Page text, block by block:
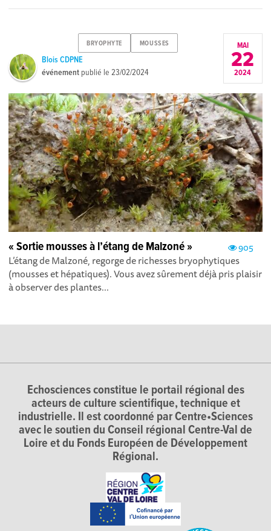
BRYOPHYTE MOUSSES
Blois CDPNE
événement publié le23/02/2024
MAI
22
2024
905
« Sortie mousses à l’étang de Malzoné »
L’étang de Malzoné, regorge de richesses bryophytiques
(mousses et hépatiques). Vous avez sûrement déjà pris plaisir
à observer des plantes...
Echosciences constitue le portail régional des
acteurs de culture scientifique, technique et
industrielle. Il est coordonné par Centre•Sciences
avec le soutien du Conseil régional Centre-Val de
Loire et du Fonds Européen de Développement
Régional.